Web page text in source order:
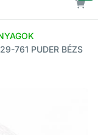
761 PUDER BÉZS